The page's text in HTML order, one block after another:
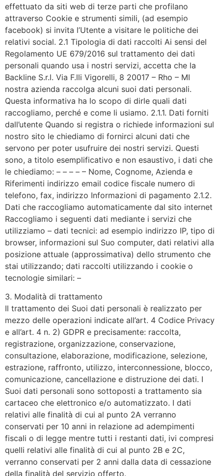
effettuato da siti web di terze parti che profilano
attraverso Cookie e strumenti simili, (ad esempio
facebook) si invita l’Utente a visitare le politiche dei
relativi social. 2.1 Tipologia di dati raccolti Ai sensi del
Regolamento UE 679/2016 sul trattamento dei dati
personali quando usa i nostri servizi, accetta che la
Backline S.r.l. Via F.lli Vigorelli, 8 20017 – Rho – MI
nostra azienda raccolga alcuni suoi dati personali.
Questa informativa ha lo scopo di dirle quali dati
raccogliamo, perché e come li usiamo. 2.1.1. Dati forniti
dall’utente Quando si registra o richiede informazioni sul
nostro sito le chiediamo di fornirci alcuni dati che
servono per poter usufruire dei nostri servizi. Questi
sono, a titolo esemplificativo e non esaustivo, i dati che
le chiediamo: – – – – – Nome, Cognome, Azienda e
Riferimenti indirizzo email codice fiscale numero di
telefono, fax, indirizzo Informazioni di pagamento 2.1.2.
Dati che raccogliamo automaticamente dal sito internet
Raccogliamo i seguenti dati mediante i servizi che
utilizziamo – dati tecnici: ad esempio indirizzo IP, tipo di
browser, informazioni sul Suo computer, dati relativi alla
posizione attuale (approssimativa) dello strumento che
stai utilizzando; dati raccolti utilizzando i cookie o
tecnologie similari: –
3. Modalità di trattamento
Il trattamento dei Suoi dati personali è realizzato per
mezzo delle operazioni indicate all’art. 4 Codice Privacy
e all’art. 4 n. 2) GDPR e precisamente: raccolta,
registrazione, organizzazione, conservazione,
consultazione, elaborazione, modificazione, selezione,
estrazione, raffronto, utilizzo, interconnessione, blocco,
comunicazione, cancellazione e distruzione dei dati. I
Suoi dati personali sono sottoposti a trattamento sia
cartaceo che elettronico e/o automatizzato. I dati
relativi alle finalità di cui al punto 2A verranno
conservati per 10 anni in relazione ad adempimenti
fiscali o di legge mentre tutti i restanti dati, ivi compresi
quelli relativi alle finalità di cui al punto 2B e 2C,
verranno conservati per 2 anni dalla data di cessazione
della finalità del servizio offerto.